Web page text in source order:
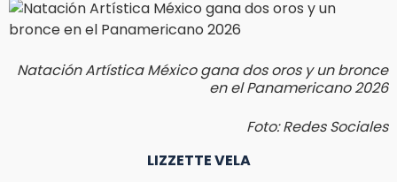
Natación Artística México gana dos oros y un bronce
en el Panamericano 2026
Foto: Redes Sociales
LIZZETTE VELA